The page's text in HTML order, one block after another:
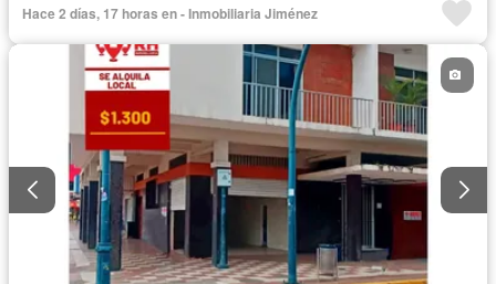
Hace 2 días, 17 horas en - Inmobiliaria Jiménez